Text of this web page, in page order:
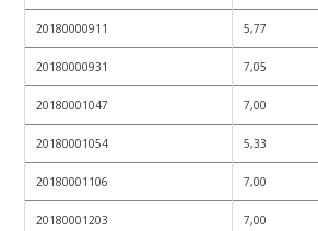
20180000911 5,77
20180000931 7,05
20180001047 7,00
20180001054 5,33
20180001106 7,00
20180001203 7,00